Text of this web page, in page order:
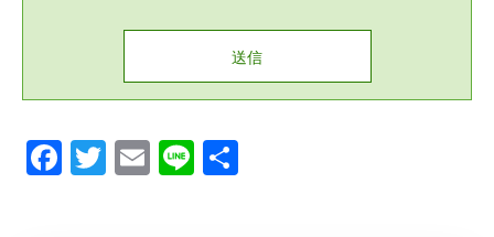
Facebook
Twitter
Email
Line